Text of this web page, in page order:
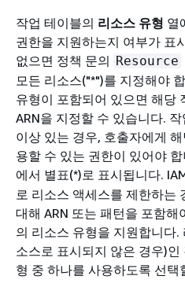
작업 테이블의 리소스 유형 열
권한을 지원하는지 여부가 표
없으면 정책 문의 Resource
모든 리소스("*")를 지정해야
유형이 포함되어 있으면 해당
ARN을 지정할 수 있습니다.
이상 있는 경우, 호출자에게
용할 수 있는 권한이 있어야
에서 별표(*)로 표시됩니다.
로 리소스 액세스를 제한하는
대해 ARN 또는 패턴을 포함
의 리소스 유형을 지원합니다
소스로 표시되지 않은 경우)
형 중 하나를 사용하도록 선택